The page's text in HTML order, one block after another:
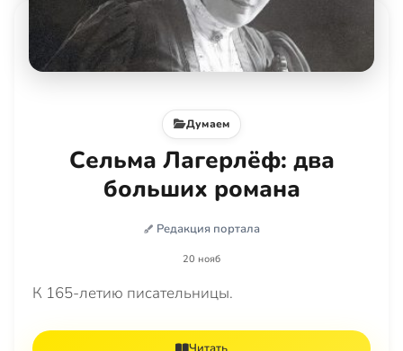
Думаем
Сельма Лагерлёф: два
больших романа
Редакция портала
20 нояб
К 165-летию писательницы.